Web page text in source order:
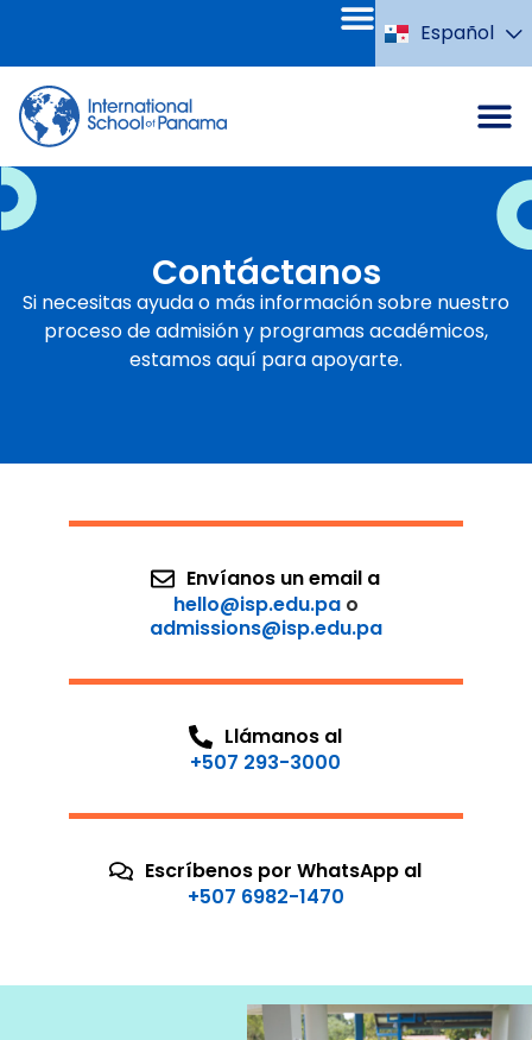
Español
Português
Contáctanos
Si necesitas ayuda o más información sobre nuestro
proceso de admisión y programas académicos,
estamos aquí para apoyarte.
Envíanos un email a
hello@isp.edu.pa o
admissions@isp.edu.pa
Llámanos al
+507 293-3000
Escríbenos por WhatsApp al
+507 6982-1470